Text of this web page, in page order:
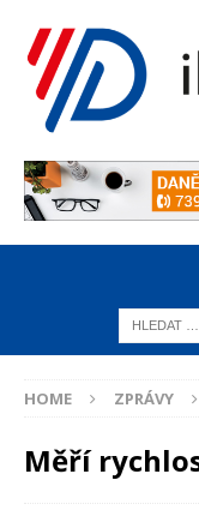
HOME ZPRÁVY
Měří